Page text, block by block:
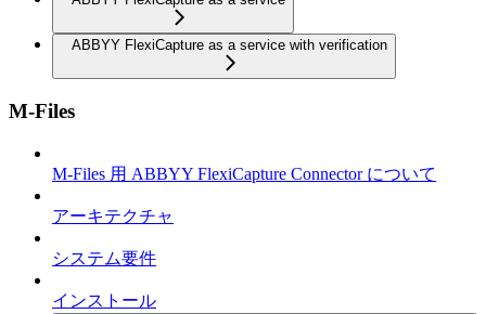
ABBYY FlexiCapture as a service with verification
M-Files
M-Files 用 ABBYY FlexiCapture Connector について
アーキテクチャ
システム要件
インストール